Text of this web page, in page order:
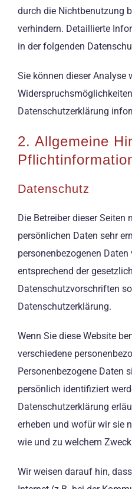
durch die Nichtbenutzung
verhindern. Detaillierte
in der folgenden
Sie können dieser Analyse
Datenschutzerklärung
2. Allgemeine
Datenschutz
Die Betreiber dieser Seiten
persönlichen Daten sehr
personenbezogenen
entsprechend der
Datenschutzvorschriften
Datenschutzerklärung.
Wenn Sie diese Website
verschiedene
Personenbezogene Daten
persönlich identifiziert
Datenschutzerklärung
erheben und wofür wir sie
wie und zu welchem
Wir weisen darauf hin,